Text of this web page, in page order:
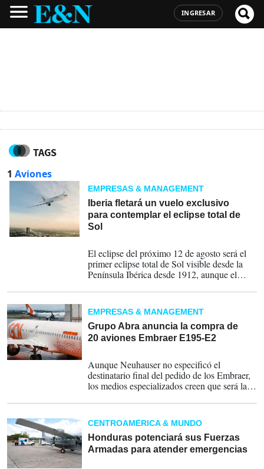
INGRESAR
TAGS
1 Aviones
EMPRESAS & MANAGEMENT
Iberia fletará un vuelo exclusivo
para contemplar el eclipse total de
Sol
El eclipse del próximo 12 de agosto será el
primer eclipse total de Sol visible desde la
Península Ibérica desde 1912, aunque el
de agosto de 1905, lo que convierte esta cita
en un acontecimiento astronómico de
especial relevancia.
EMPRESAS & MANAGEMENT
Grupo Abra anuncia la compra de
20 aviones Embraer E195-E2
Aunque Neuhauser no especificó el
destinatario final del pedido de los Embraer,
los medios especializados creen que será la
de Brasil (tiene un 37 % del mercado) y la
tercera de Latinoamérica.
CENTROAMÉRICA & MUNDO
Honduras potenciará sus Fuerzas
Armadas para atender emergencias